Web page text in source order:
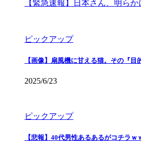
【緊急速報】日本さん、明ら
ピックアップ
【画像】扇風機に甘える猫。その『目
2025/6/23
ピックアップ
【悲報】40代男性あるあるがコチラｗ